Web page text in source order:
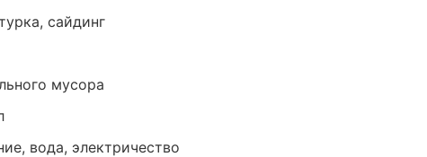
сайдинг
мусора
вода, электричество